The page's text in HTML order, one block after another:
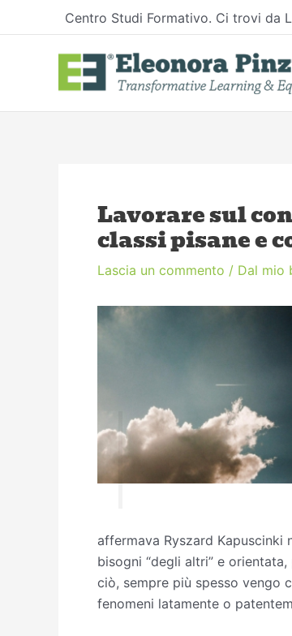
al
contenuto
Centro Studi Formativo. Ci trovi da
Lavorare sul
classi pisane e
Lascia un commento / Dal mio
affermava Ryszard Kapuscinki
bisogni “degli altri” e
ciò, sempre più spesso vengo
fenomeni latamente o